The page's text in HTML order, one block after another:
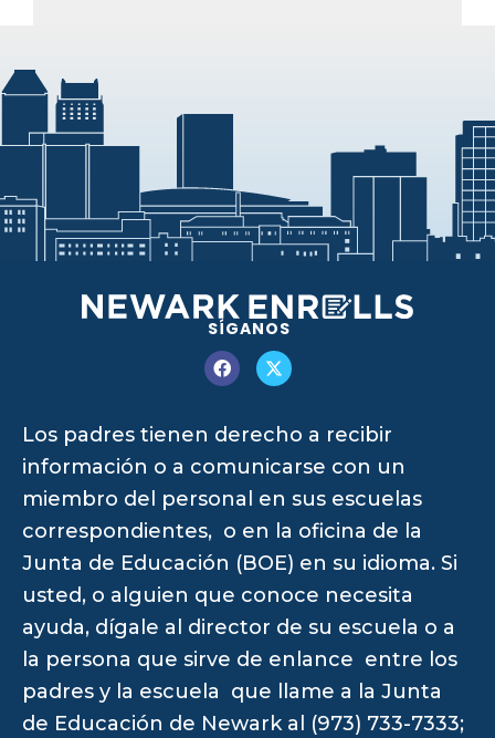
SÍGANOS
Los padres tienen derecho a recibir
información o a comunicarse con un
miembro del personal en sus escuelas
correspondientes, o en la oficina de la
Junta de Educación (BOE) en su idioma. Si
usted, o alguien que conoce necesita
ayuda, dígale al director de su escuela o a
la persona que sirve de enlance entre los
padres y la escuela que llame a la Junta
de Educación de Newark al (973) 733-7333;